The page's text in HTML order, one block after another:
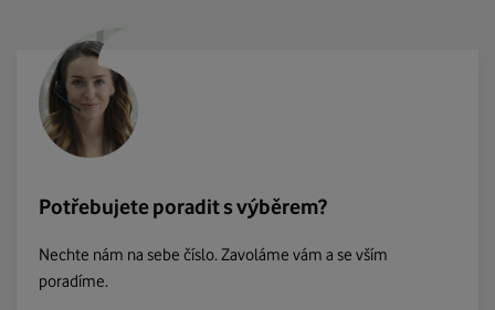
Potřebujete poradit s výběrem?
Nechte nám na sebe číslo. Zavoláme vám a se vším
poradíme.